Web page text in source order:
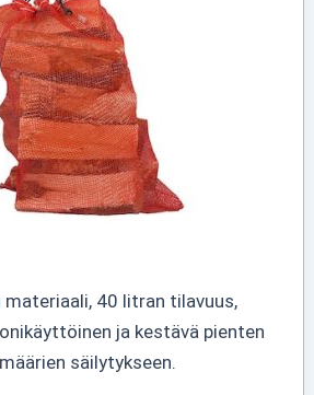
40 litran tilavuus,
ja kestävä pienten
säilytykseen.